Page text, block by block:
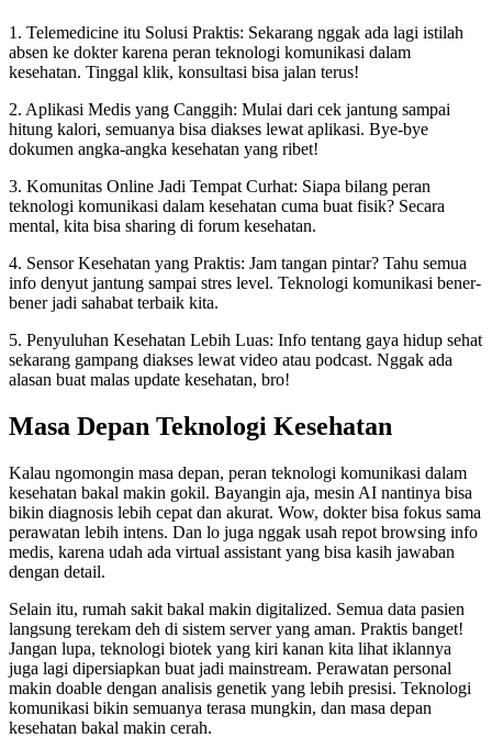
1. Telemedicine itu Solusi Praktis: Sekarang nggak ada lagi istilah
absen ke dokter karena peran teknologi komunikasi dalam
kesehatan. Tinggal klik, konsultasi bisa jalan terus!
2. Aplikasi Medis yang Canggih: Mulai dari cek jantung sampai
hitung kalori, semuanya bisa diakses lewat aplikasi. Bye-bye
dokumen angka-angka kesehatan yang ribet!
3. Komunitas Online Jadi Tempat Curhat: Siapa bilang peran
teknologi komunikasi dalam kesehatan cuma buat fisik? Secara
mental, kita bisa sharing di forum kesehatan.
4. Sensor Kesehatan yang Praktis: Jam tangan pintar? Tahu semua
info denyut jantung sampai stres level. Teknologi komunikasi bener-
bener jadi sahabat terbaik kita.
5. Penyuluhan Kesehatan Lebih Luas: Info tentang gaya hidup sehat
sekarang gampang diakses lewat video atau podcast. Nggak ada
alasan buat malas update kesehatan, bro!
Masa Depan Teknologi Kesehatan
Kalau ngomongin masa depan, peran teknologi komunikasi dalam
kesehatan bakal makin gokil. Bayangin aja, mesin AI nantinya bisa
bikin diagnosis lebih cepat dan akurat. Wow, dokter bisa fokus sama
perawatan lebih intens. Dan lo juga nggak usah repot browsing info
medis, karena udah ada virtual assistant yang bisa kasih jawaban
dengan detail.
Selain itu, rumah sakit bakal makin digitalized. Semua data pasien
langsung terekam deh di sistem server yang aman. Praktis banget!
Jangan lupa, teknologi biotek yang kiri kanan kita lihat iklannya
juga lagi dipersiapkan buat jadi mainstream. Perawatan personal
makin doable dengan analisis genetik yang lebih presisi. Teknologi
komunikasi bikin semuanya terasa mungkin, dan masa depan
kesehatan bakal makin cerah.